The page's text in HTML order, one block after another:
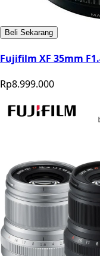
Beli Sekarang
Fujifilm XF 35mm
Rp8.999.000